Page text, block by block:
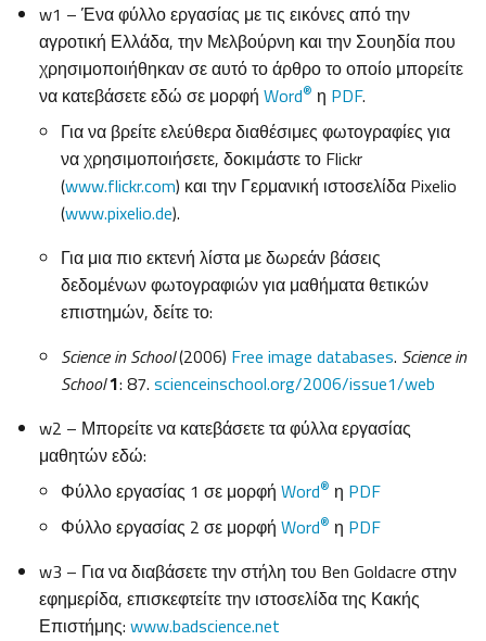
w1 – Ένα φύλλο εργασίας με τις εικόνες από την
αγροτική Ελλάδα, την Μελβούρνη και την Σουηδία που
χρησιμοποιήθηκαν σε αυτό το άρθρο το οποίο μπορείτε
να κατεβάσετε εδώ σε μορφή Word® η PDF.
Για να βρείτε ελεύθερα διαθέσιμες φωτογραφίες για
να χρησιμοποιήσετε, δοκιμάστε το Flickr
(www.flickr.com) και την Γερμανική ιστοσελίδα Pixelio
(www.pixelio.de).
Για μια πιο εκτενή λίστα με δωρεάν βάσεις
δεδομένων φωτογραφιών για μαθήματα θετικών
επιστημών, δείτε το:
Science in School(2006) Free image databases. Science in
School1: 87. scienceinschool.org/2006/issue1/web
w2 – Μπορείτε να κατεβάσετε τα φύλλα εργασίας
μαθητών εδώ:
Φύλλο εργασίας 1 σε μορφή Word® η PDF
Φύλλο εργασίας 2 σε μορφή Word® η PDF
w3 – Για να διαβάσετε την στήλη του Ben Goldacre στην
εφημερίδα, επισκεφτείτε την ιστοσελίδα της Κακής
Επιστήμης: www.badscience.net